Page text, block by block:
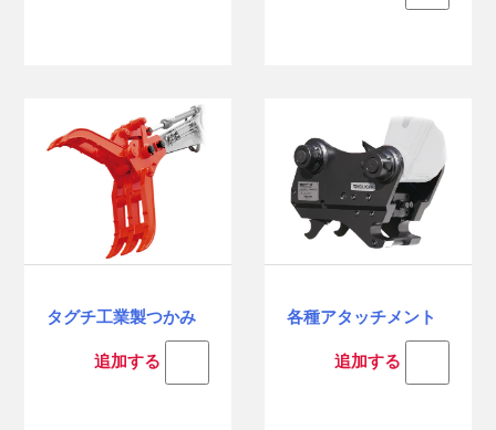
タグチ工業製つかみ
追加する
各種アタッチメント
追加する